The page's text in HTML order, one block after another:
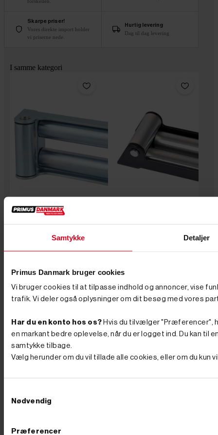
Samtykke Detaljer
Primus Danmark bruger cookies
Vi bruger cookies til at tilpasse indhold og annoncer, vise
trafik. Vi deler også oplysninger om dit besøg med vores
Har du en konto hos os? Hvis du tilvælger "Præferencer",
en markant bedre oplevelse, når du er logget ind. Du kan
samtykke tilbage.
Vælg herunder om du vil tillade alle cookies, eller om du kun
Nødvendig
Præferencer
Skarpe priser!
Vores direkte import holder
vi priserne nede.
Hurtig levering
Dag til dag levering
I samme kategori
 